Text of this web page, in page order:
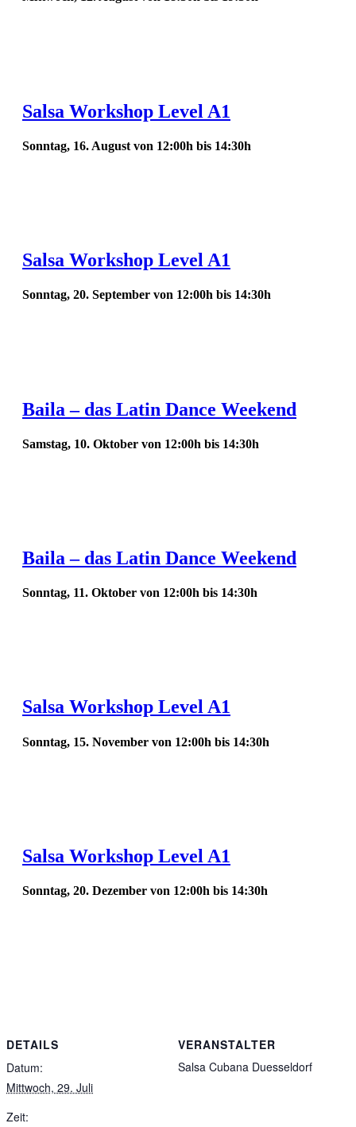
Salsa Workshop Level A1
Sonntag, 16. August von 12:00h bis 14:30h
Salsa Workshop Level A1
Sonntag, 20. September von 12:00h bis 14:30h
Baila – das Latin Dance Weekend
Samstag, 10. Oktober von 12:00h bis 14:30h
Baila – das Latin Dance Weekend
Sonntag, 11. Oktober von 12:00h bis 14:30h
Salsa Workshop Level A1
Sonntag, 15. November von 12:00h bis 14:30h
Salsa Workshop Level A1
Sonntag, 20. Dezember von 12:00h bis 14:30h
DETAILS
Datum:
Mittwoch, 29. Juli
Zeit:
VERANSTALTER
Salsa Cubana Duesseldorf